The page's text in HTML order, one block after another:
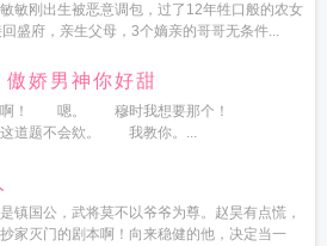
敏刚出生被恶意调包，过了12年牲口般的农女
盛府，亲生父母，3个嫡亲的哥哥无条件...
傲娇男神你好甜
害啊！ 嗯。 穆时我想要那个！
道题不会欸。 我教你。...
镇国公，武将莫不以爷爷为尊。赵昊有点慌，
家灭门的剧本啊！向来稳健的他，决定当一